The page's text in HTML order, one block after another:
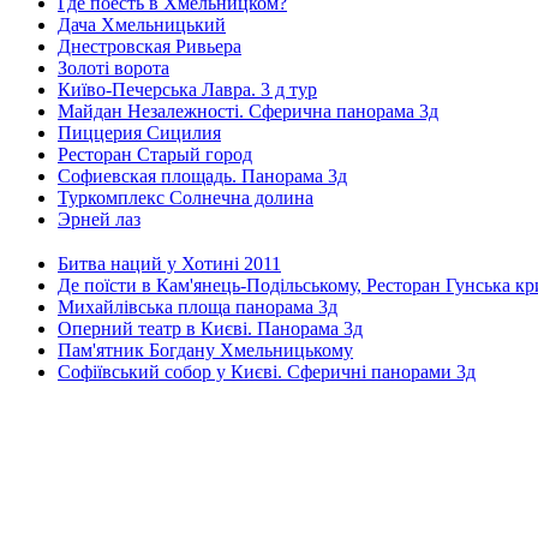
Дача Хмельницький
Днестровская Ривьера
Золоті ворота
Київо-Печерська Лавра. 3 д тур
Майдан Незалежності. Сферична панорама 3д
Пиццерия Сицилия
Ресторан Старый город
Софиевская площадь. Панорама 3д
Туркомплекс Солнечна долина
Эрней лаз
Битва наций у Хотині 2011
Де поїсти в Кам'янець-Подільському, Ресторан Гунська
Михайлівська площа панорама 3д
Оперний театр в Києві. Панорама 3д
Пам'ятник Богдану Хмельницькому
Софіївський собор у Києві. Сферичні панорами 3д